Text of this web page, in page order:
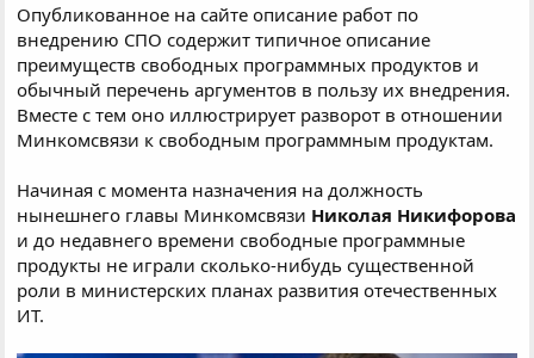
Опубликованное на сайте описание работ по
внедрению СПО содержит типичное описание
преимуществ свободных программных продуктов и
обычный перечень аргументов в пользу их внедрения.
Вместе с тем оно иллюстрирует разворот в отношении
Минкомсвязи к свободным программным продуктам.
Начиная с момента назначения на должность
нынешнего главы Минкомсвязи Николая Никифорова
и до недавнего времени свободные программные
продукты не играли сколько-нибудь существенной
роли в министерских планах развития отечественных
ИТ.